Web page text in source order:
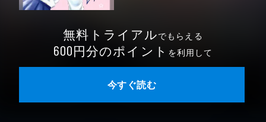
無料トライアルでもらえる
600円分のポイント を利用して
今すぐ読む